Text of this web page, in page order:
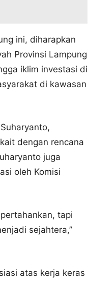
ini, diharapkan
Provinsi Lampung
iklim investasi di
di kawasan
dengan rencana
juga
oleh Komisi
tapi
sejahtera,”
atas kerja keras